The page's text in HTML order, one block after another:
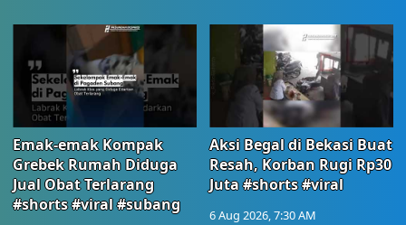
Emak-emak Kompak
Grebek Rumah Diduga
Jual Obat Terlarang
#shorts #viral #subang
Aksi Begal di Bekasi Buat
Resah, Korban Rugi Rp30
Juta #shorts #viral
6 Aug 2026, 7:30 AM